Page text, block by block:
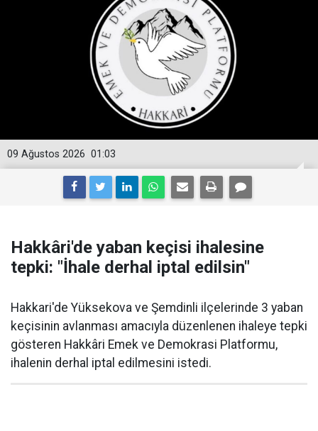
01:03
09 Ağustos 2026
Hakkâri'de yaban keçisi ihalesine
tepki: "İhale derhal iptal edilsin"
Hakkari'de Yüksekova ve Şemdinli ilçelerinde 3 yaban
keçisinin avlanması amacıyla düzenlenen ihaleye tepki
gösteren Hakkâri Emek ve Demokrasi Platformu,
ihalenin derhal iptal edilmesini istedi.